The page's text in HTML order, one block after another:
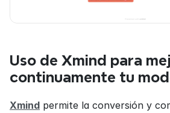
Uso de Xmind para
continuamente tu
Xmind permite la conversión y